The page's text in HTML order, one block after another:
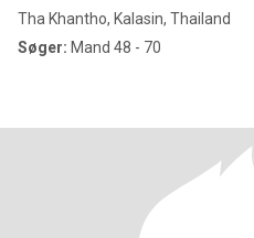
Tha Khantho, Kalasin, Thailand
Søger: Mand 48 - 70